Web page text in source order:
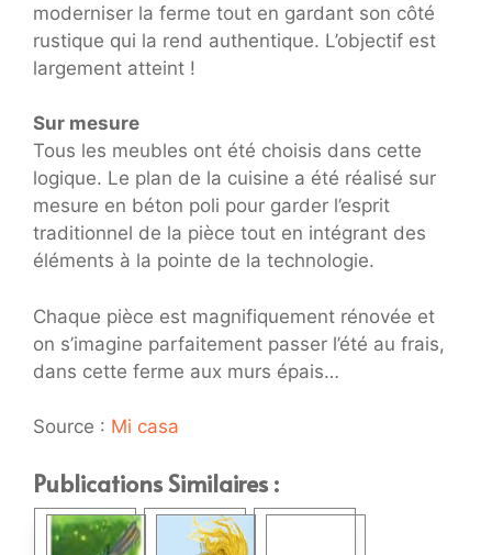
moderniser la ferme tout en gardant son côté
rustique qui la rend authentique. L’objectif est
largement atteint !
Sur mesure
Tous les meubles ont été choisis dans cette
logique. Le plan de la cuisine a été réalisé sur
mesure en béton poli pour garder l’esprit
traditionnel de la pièce tout en intégrant des
éléments à la pointe de la technologie.
Chaque pièce est magnifiquement rénovée et
on s’imagine parfaitement passer l’été au frais,
dans cette ferme aux murs épais…
Source : Mi casa
Publications Similaires :